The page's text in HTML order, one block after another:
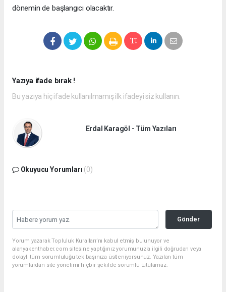
dönemin de başlangıcı olacaktır.
Yazıya ifade bırak !
Bu yazıya hiç ifade kullanılmamış ilk ifadeyi siz kullanın.
Erdal Karagöl - Tüm Yazıları
Okuyucu Yorumları (0)
Gönder
Yorum yazarak Topluluk Kuralları’nı kabul etmiş bulunuyor ve
alanyakenthaber.com sitesine yaptığınız yorumunuzla ilgili doğrudan veya
dolaylı tüm sorumluluğu tek başınıza üstleniyorsunuz. Yazılan tüm
yorumlardan site yönetimi hiçbir şekilde sorumlu tutulamaz.